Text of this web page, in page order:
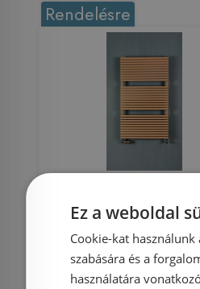
Rendelésre
fürdőszobai
500x1025 mm,
HQ 50100
Ez a weboldal
Cookie-kat
szabására és a
használatára